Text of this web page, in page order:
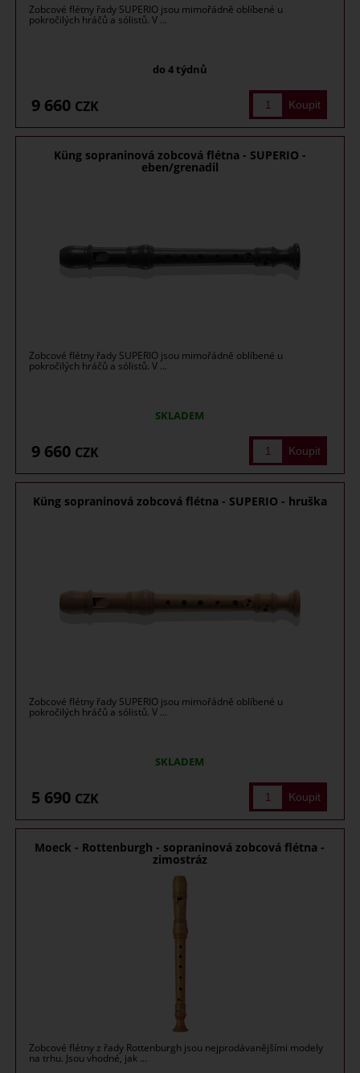
Zobcové flétny řady SUPERIO jsou mimořádně oblíbené u
pokročilých hráčů a sólistů. V ...
do 4 týdnů
9 660 CZK
Küng sopraninová zobcová flétna - SUPERIO -
eben/grenadil
Zobcové flétny řady SUPERIO jsou mimořádně oblíbené u
pokročilých hráčů a sólistů. V ...
SKLADEM
9 660 CZK
Küng sopraninová zobcová flétna - SUPERIO - hruška
Zobcové flétny řady SUPERIO jsou mimořádně oblíbené u
pokročilých hráčů a sólistů. V ...
SKLADEM
5 690 CZK
Moeck - Rottenburgh - sopraninová zobcová flétna -
zimostráz
Zobcové flétny z řady Rottenburgh jsou nejprodávanějšími modely
na trhu. Jsou vhodné, jak ...